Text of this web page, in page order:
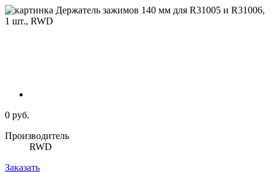
0 руб.
Производитель
RWD
Заказать